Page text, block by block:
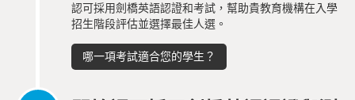
認可採用劍橋英語認證和考試，幫助貴教育機構在入學
招生階段評估並選擇最佳人選。
哪一項考試適合您的學生？